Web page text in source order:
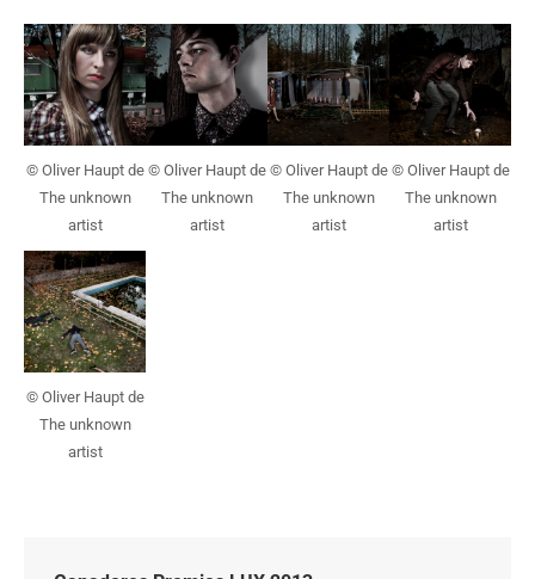
© Oliver Haupt de
The unknown
artist
© Oliver Haupt de
The unknown
artist
© Oliver Haupt de
The unknown
artist
© Oliver Haupt de
The unknown
artist
© Oliver Haupt de
The unknown
artist